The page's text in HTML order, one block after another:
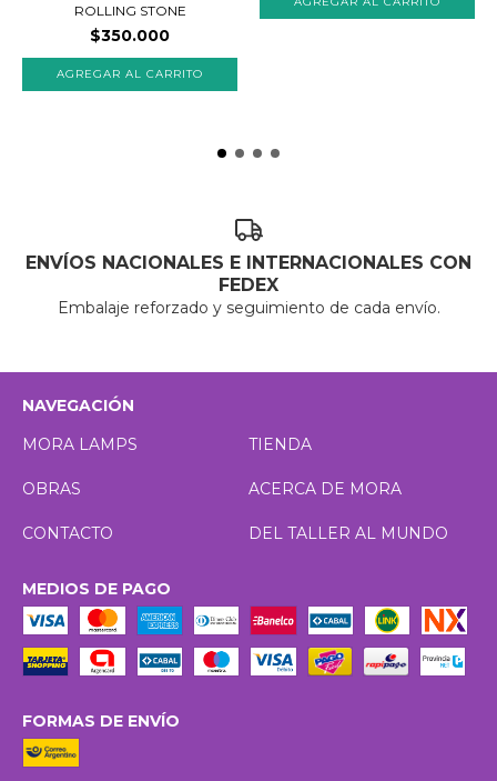
ROLLING STONE
$350.000
ENVÍOS NACIONALES E INTERNACIONALES CON
FEDEX
Embalaje reforzado y seguimiento de cada envío.
NAVEGACIÓN
MORA LAMPS
TIENDA
OBRAS ACERCA DE MORA
CONTACTO DEL TALLER AL MUNDO
MEDIOS DE PAGO
FORMAS DE ENVÍO